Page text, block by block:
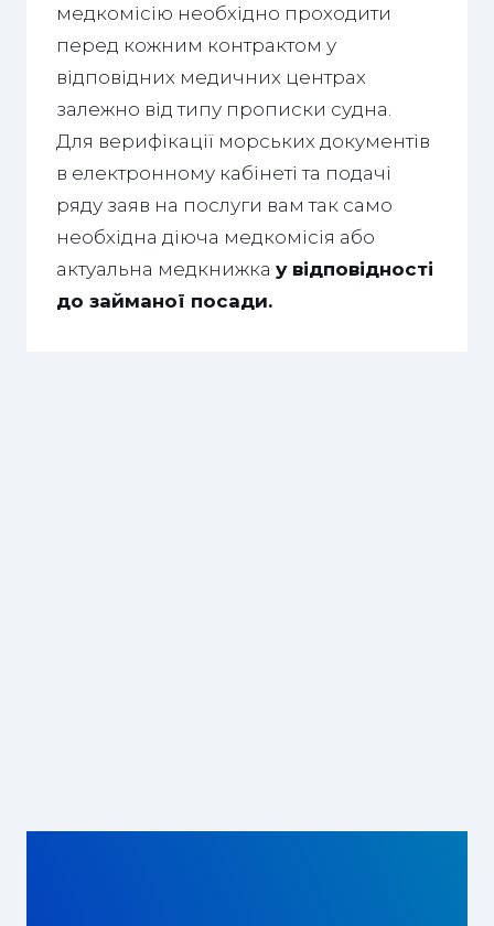
медкомісію необхідно проходити
перед кожним контрактом у
відповідних медичних центрах
залежно від типу прописки судна.
Для верифікації морських документів
в електронному кабінеті та подачі
ряду заяв на послуги вам так само
необхідна діюча медкомісія або
актуальна медкнижка у відповідності
до займаної посади.